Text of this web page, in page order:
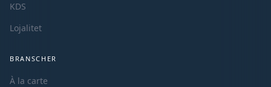
KDS
Lojalitet
BRANSCHER
À la carte